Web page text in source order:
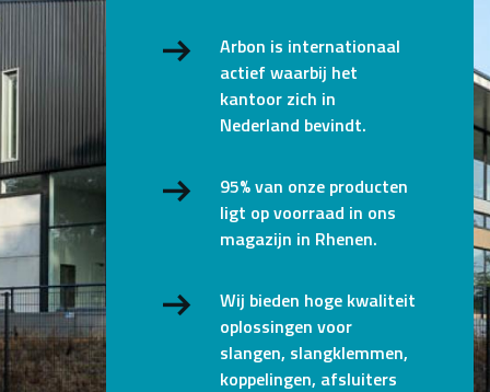
Arbon is internationaal
actief waarbij het
kantoor zich in
Nederland bevindt.
95% van onze producten
ligt op voorraad in ons
magazijn in Rhenen.
Wij bieden hoge kwaliteit
oplossingen voor
slangen, slangklemmen,
koppelingen, afsluiters